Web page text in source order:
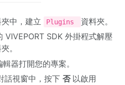
中，建立 Plugins
資料夾。
VIVEPORT SDK 外掛程式解壓
。
器打開您的專案。
話視窗中，按下 否 以啟用